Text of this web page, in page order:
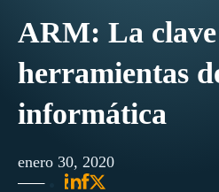
ARM: La clave
herramientas
informática
enero 30, 2020